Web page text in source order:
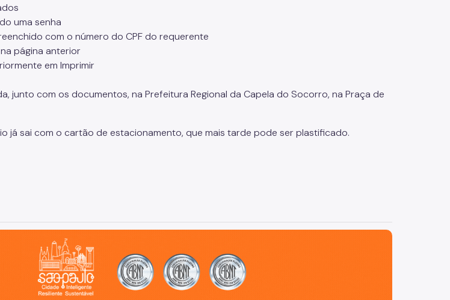
uma senha
com o número do CPF do requerente
página anterior
em Imprimir
junto com os documentos, na Prefeitura Regional da Capela do Socorro, na Praça de
já sai com o cartão de estacionamento, que mais tarde pode ser plastificado.
resiliente e sustentável